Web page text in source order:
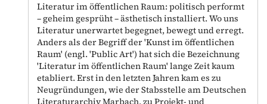
Literatur im öffentlichen Raum: politisch performt
– geheim gesprüht – ästhetisch installiert. Wo uns
Literatur unerwartet begegnet, bewegt und erregt.
Anders als der Begriff der 'Kunst im öffentlichen
Raum' (engl. 'Public Art') hat sich die Bezeichnung
'Literatur im öffentlichen Raum' lange Zeit kaum
etabliert. Erst in den letzten Jahren kam es zu
Neugründungen, wie der Stabsstelle am Deutschen